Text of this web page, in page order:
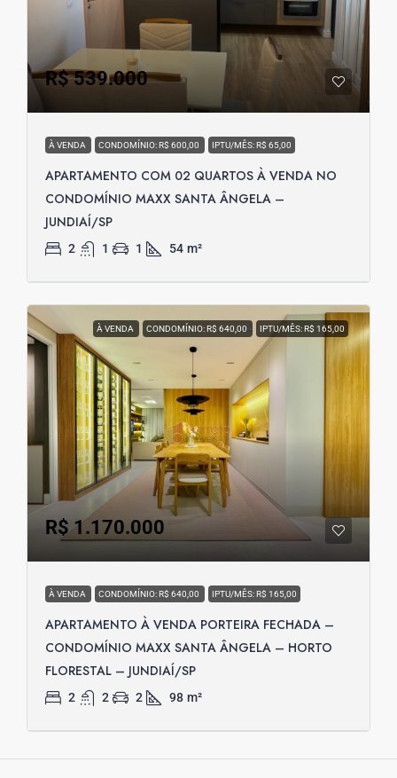
R$ 539.000
À VENDA CONDOMÍNIO: R$ 600,00 IPTU/MÊS: R$ 65,00
APARTAMENTO COM 02 QUARTOS À VENDA NO
CONDOMÍNIO MAXX SANTA ÂNGELA –
JUNDIAÍ/SP
2 1 1 54 m²
À VENDA CONDOMÍNIO: R$ 640,00 IPTU/MÊS: R$ 165,00
R$ 1.170.000
À VENDA CONDOMÍNIO: R$ 640,00 IPTU/MÊS: R$ 165,00
APARTAMENTO À VENDA PORTEIRA FECHADA –
CONDOMÍNIO MAXX SANTA ÂNGELA – HORTO
FLORESTAL – JUNDIAÍ/SP
2 2 2 98 m²